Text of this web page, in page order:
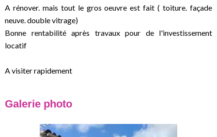
A rénover. mais tout le gros oeuvre est fait ( toiture. façade
neuve. double vitrage)
Bonne rentabilité après travaux pour de l'investissement
locatif
A visiter rapidement
Galerie photo